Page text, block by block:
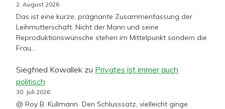
2. August 2026
Das ist eine kurze, prägnante Zusammenfassung der
Leihmutterschaft. Nicht der Mann und seine
Reproduktionswünsche stehen im Mittelpunkt sondern die
Frau…
Siegfried Kowallek zu Privates ist immer auch
politisch
30. Juli 2026
@ Roy B. Kullmann Den Schlusssatz, vielleicht ginge